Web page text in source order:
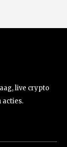
live crypto
acties.